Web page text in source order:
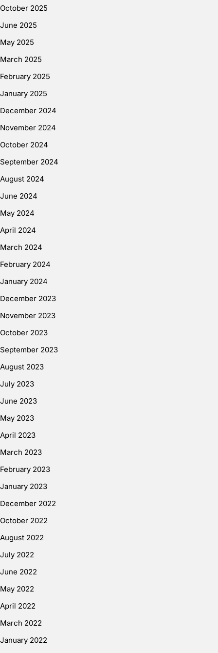
October 2025
June 2025
May 2025
March 2025
February 2025
January 2025
December 2024
November 2024
October 2024
September 2024
August 2024
June 2024
May 2024
April 2024
March 2024
February 2024
January 2024
December 2023
November 2023
October 2023
September 2023
August 2023
July 2023
June 2023
May 2023
April 2023
March 2023
February 2023
January 2023
December 2022
October 2022
August 2022
July 2022
June 2022
May 2022
April 2022
March 2022
January 2022